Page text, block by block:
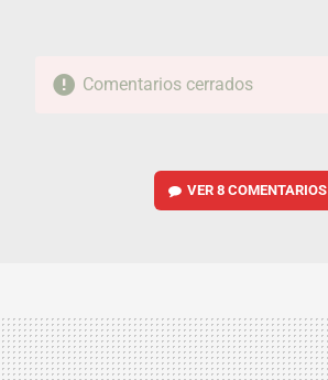
Comentarios cerrados
VER8 COMENTARIOS